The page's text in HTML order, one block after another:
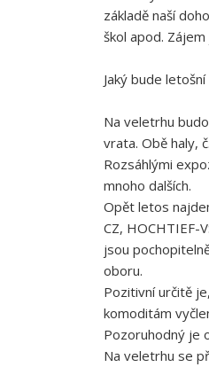
základě naší
škol apod.
Jaký bude
Na veletrhu
vrata. Obě haly,
Rozsáhlými
mnoho dalších.
Opět letos
CZ, HOCHTIEF-
jsou
oboru.
Pozitivní určitě
komoditám
Pozoruhodný je
Na veletrhu se